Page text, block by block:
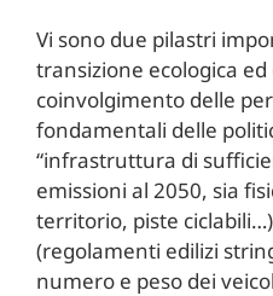
Vi sono due pilastri
transizione ecologica
coinvolgimento delle
fondamentali delle
“infrastruttura di
emissioni al 2050, sia
territorio, piste
(regolamenti edilizi
numero e peso dei